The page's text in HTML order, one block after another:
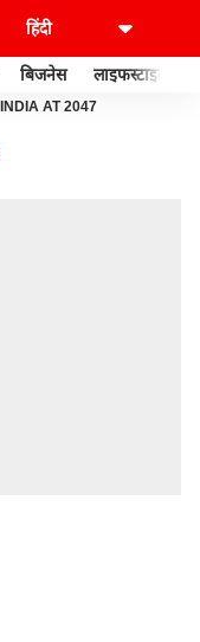
बिजनेस लाइफस्टाइल
INDIA AT 2047